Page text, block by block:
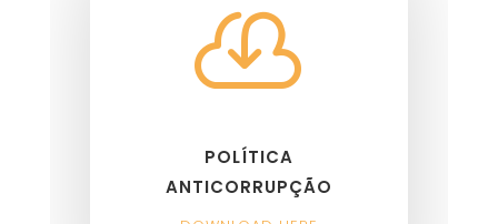

POLÍTICA
ANTICORRUPÇÃO